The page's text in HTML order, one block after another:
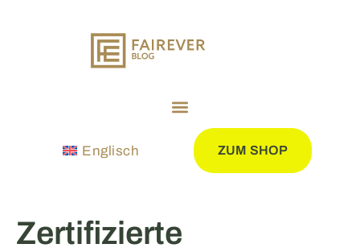
Englisch ZUM SHOP
Zertifizierte